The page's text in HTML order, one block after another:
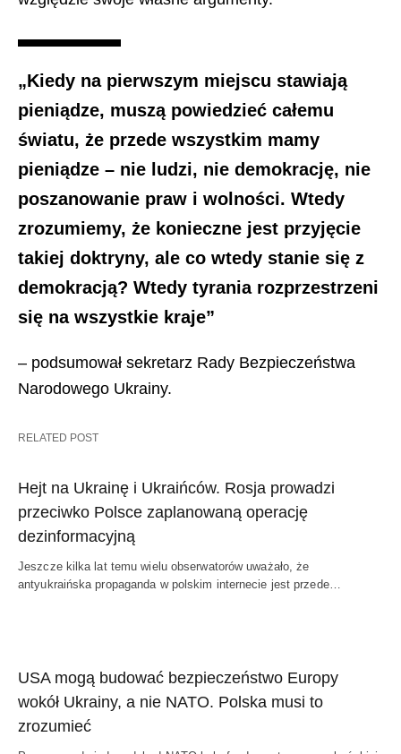
„Kiedy na pierwszym miejscu stawiają
pieniądze, muszą powiedzieć całemu
światu, że przede wszystkim mamy
pieniądze – nie ludzi, nie demokrację, nie
poszanowanie praw i wolności. Wtedy
zrozumiemy, że konieczne jest przyjęcie
takiej doktryny, ale co wtedy stanie się z
demokracją? Wtedy tyrania rozprzestrzeni
się na wszystkie kraje”
– podsumował sekretarz Rady Bezpieczeństwa
Narodowego Ukrainy.
RELATED POST
Hejt na Ukrainę i Ukraińców. Rosja prowadzi
przeciwko Polsce zaplanowaną operację
dezinformacyjną
Jeszcze kilka lat temu wielu obserwatorów uważało, że
antyukraińska propaganda w polskim internecie jest przede…
USA mogą budować bezpieczeństwo Europy
wokół Ukrainy, a nie NATO. Polska musi to
zrozumieć